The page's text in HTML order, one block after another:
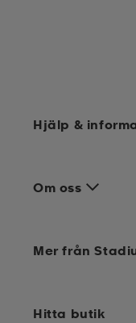
Hjälp &
Om oss
Mer från
Hitta butik